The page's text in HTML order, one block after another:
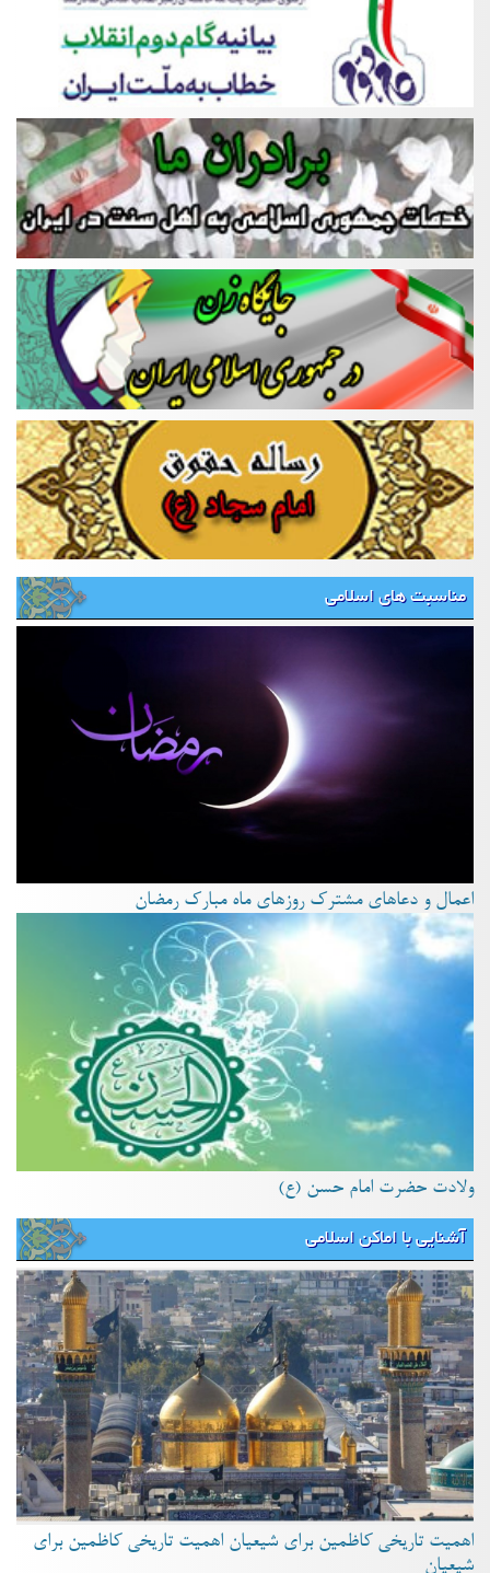
مناسبت های اسلامی
اعمال و دعاهای مشترک روزهای ماه مبارک رمضان
ولادت حضرت امام حسن (ع)
آشنایی با اماکن اسلامی
اهمیت تاریخی کاظمین برای شیعیان اهمیت تاریخی کاظمین برای
شیعیان